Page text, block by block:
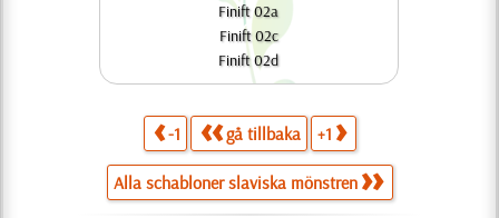
Finift 02a
Finift 02c
Finift 02d
-1 gå tillbaka +1
Alla schabloner slaviska mönstren